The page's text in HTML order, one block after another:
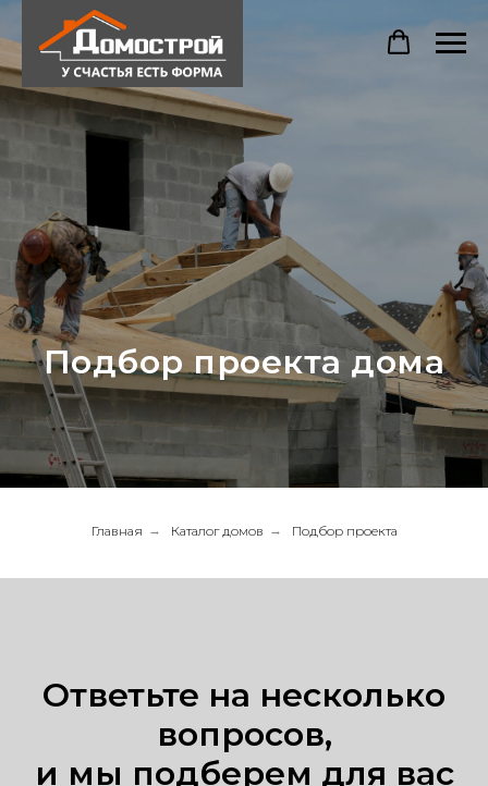
Подбор проекта дома
Главная → Каталог домов → Подбор проекта
Ответьте на несколько
вопросов,
и мы подберем для вас